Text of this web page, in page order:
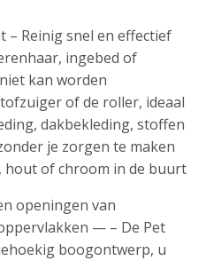
– Reinig snel en effectief
ingebed of
kan worden
of de roller, ideaal
dakbekleding, stoffen
je zorgen te maken
hout of chroom in de buurt
openingen van
— – De Pet
boogontwerp, u